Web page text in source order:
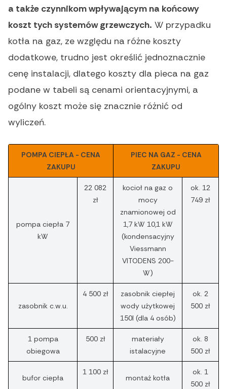
a także czynnikom wpływającym na końcowy
koszt tych systemów grzewczych. W przypadku
kotła na gaz, ze względu na różne koszty
dodatkowe, trudno jest określić jednoznacznie
cenę instalacji, dlatego koszty dla pieca na gaz
podane w tabeli są cenami orientacyjnymi, a
ogólny koszt może się znacznie różnić od
wyliczeń.
POMPA CIEPŁA - CENA
ZAKUPU
PIEC NA GAZ - CENA
ZAKUPU
pompa ciepła 7
kW
22 082
zł
kocioł na gaz o
mocy
znamionowej od
1,7 kW 10,1 kW
(kondensacyjny
Viessmann
VITODENS 200-
W)
ok. 12
749 zł
zasobnik c.w.u.
4 500 zł
zasobnik ciepłej
wody użytkowej
150l (dla 4 osób)
ok. 2
500 zł
1 pompa
obiegowa
500 zł
materiały
istalacyjne
ok. 8
500 zł
bufor ciepła
1 100 zł
montaż kotła
ok. 1
500 zł